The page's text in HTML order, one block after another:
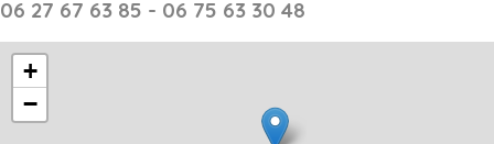
06 27 67 63 85 - 06 75 63 30 48
+
−